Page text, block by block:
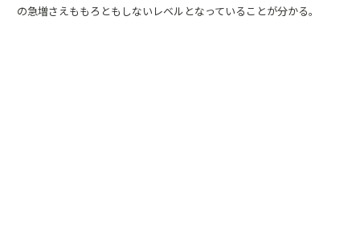
の急増さえももろともしないレベルとなっていることが分かる。